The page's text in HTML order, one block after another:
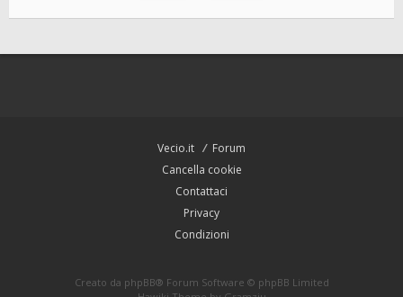
Vecio.it
Forum
Cancella cookie
Contattaci
Privacy
Condizioni
Creato da phpBB® Forum Software © phpBB Limited